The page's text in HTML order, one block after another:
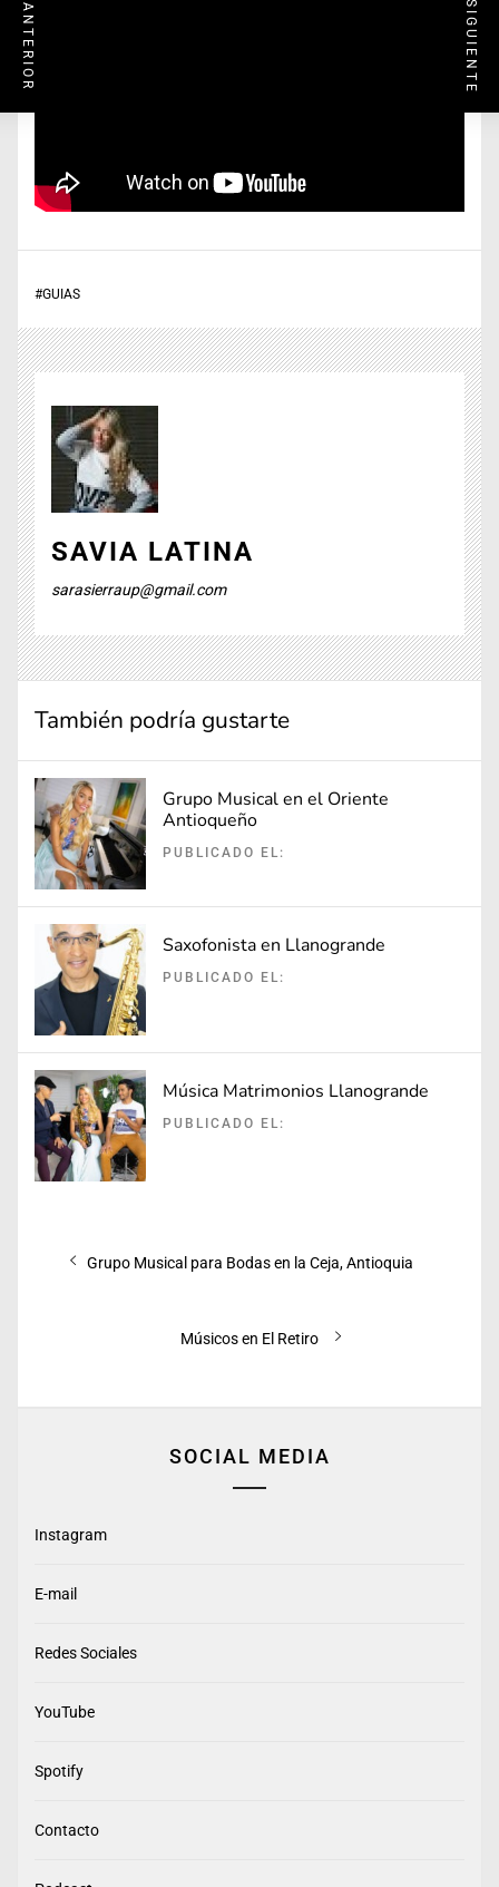
#GUIAS
SAVIA LATINA
sarasierraup@gmail.com
También podría gustarte
Grupo Musical en el Oriente
Antioqueño
PUBLICADO EL:
Saxofonista en Llanogrande
PUBLICADO EL:
Música Matrimonios Llanogrande
PUBLICADO EL:
Entrada
Grupo Musical para Bodas en la Ceja, Antioquia
Entrada
Músicos en El Retiro
SOCIAL MEDIA
Instagram
E-mail
Redes Sociales
YouTube
Spotify
Contacto